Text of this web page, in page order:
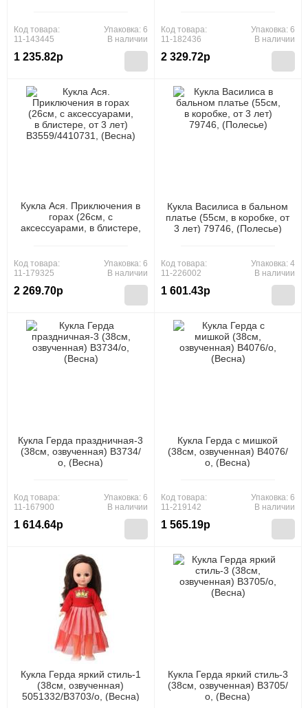
Код товара:
11-143445
1 235.82р
Упаковка: 6
В наличии
Код товара:
11-182436
2 329.72р
Упаковка: 6
В наличии
Кукла Ася. Приключения в
горах (26см, с
аксессуарами, в блистере,
Код товара:
11-179325
2 269.70р
Упаковка: 6
В наличии
Кукла Василиса в бальном
платье (55см, в коробке, от
3 лет) 79746, (Полесье)
Код товара:
11-226002
1 601.43р
Упаковка: 4
В наличии
Кукла Герда праздничная-3
(38см, озвученная) В3734/
о, (Весна)
Код товара:
11-167900
1 614.64р
Упаковка: 6
В наличии
Кукла Герда с мишкой
(38см, озвученная) В4076/
о, (Весна)
Код товара:
11-219142
1 565.19р
Упаковка: 6
В наличии
Кукла Герда яркий стиль-1
(38см, озвученная)
5051332/В3703/о, (Весна)
Кукла Герда яркий стиль-3
(38см, озвученная) В3705/
о, (Весна)